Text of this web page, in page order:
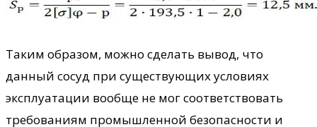
Таким образом, можно сделать вывод, что
данный сосуд при существующих условиях
эксплуатации вообще не мог соответствовать
требованиям промышленной безопасности и